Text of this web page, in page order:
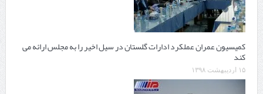
کمیسیون عمران عملکرد ادارات گلستان در سیل اخیر را به مجلس ارائه می
کند
۱۵ اردیبهشت ۱۳۹۸